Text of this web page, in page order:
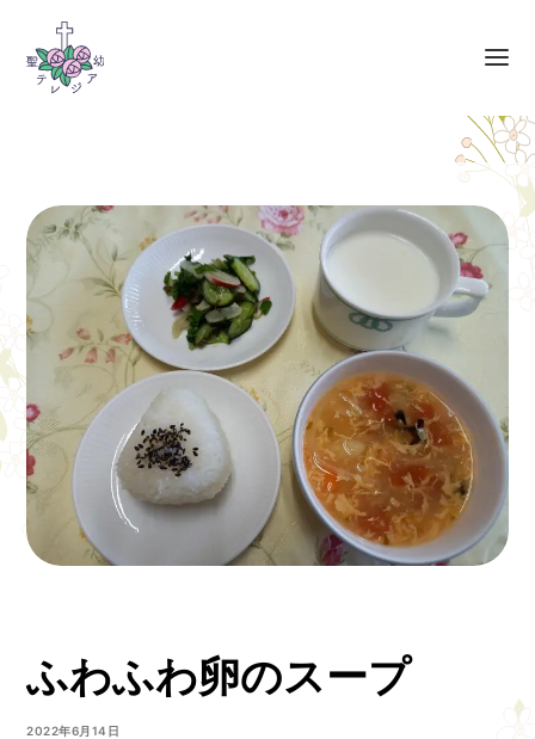
ふわふわ卵のスープ
2022年6月14日